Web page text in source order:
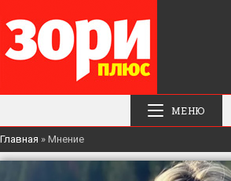
МЕНЮ
Главная » Мнение